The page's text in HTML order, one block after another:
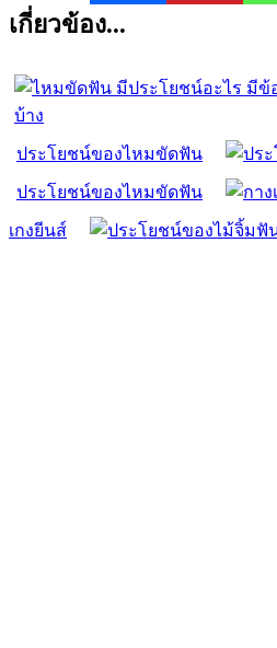
เกี่ยวข้อง...
ประโยชน์ของไหมขัดฟัน
ประโยชน์ของไหมขัดฟัน
เกงยีนส์